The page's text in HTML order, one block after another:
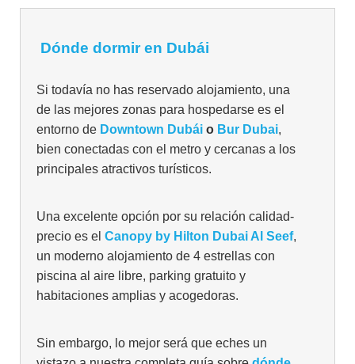
Dónde dormir en Dubái
Si todavía no has reservado alojamiento, una
de las mejores zonas para hospedarse es el
entorno de Downtown Dubáio Bur Dubai,
bien conectadas con el metro y cercanas a los
principales atractivos turísticos.
Una excelente opción por su relación calidad-
precio es el Canopy by Hilton Dubai Al Seef,
un moderno alojamiento de 4 estrellas con
piscina al aire libre, parking gratuito y
habitaciones amplias y acogedoras.
Sin embargo, lo mejor será que eches un